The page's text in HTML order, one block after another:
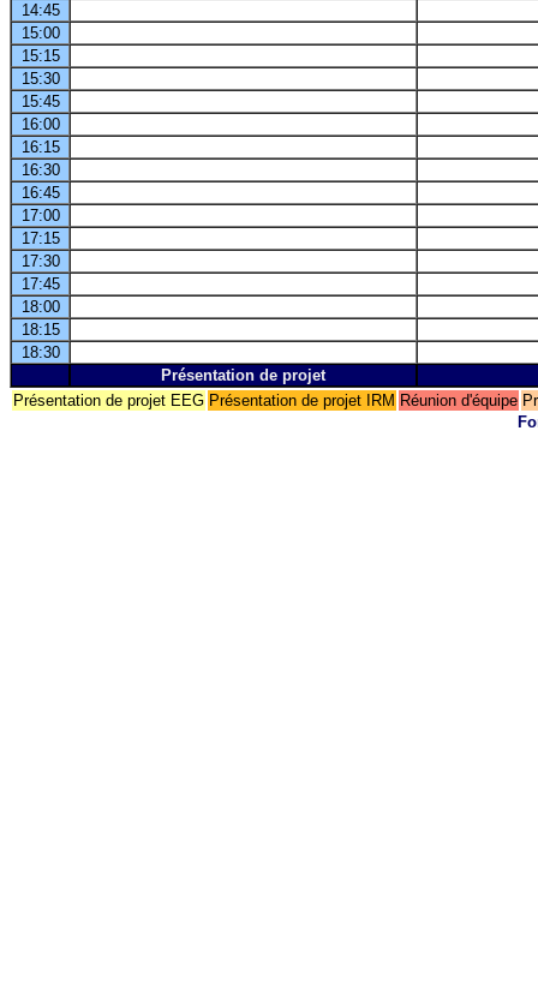
14:45
15:00
15:15
15:30
15:45
16:00
16:15
16:30
16:45
17:00
17:15
17:30
17:45
18:00
18:15
18:30
Présentation de projet
Présentation de projet EEG Présentation de projet IRM Réunion d'équipe